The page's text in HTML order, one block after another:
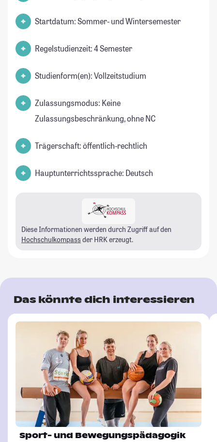
Startdatum: Sommer- und Wintersemester
Regelstudienzeit: 4 Semester
Studienform(en): Vollzeitstudium
Zulassungsmodus: Keine
Zulassungsbeschränkung, ohne NC
Trägerschaft: öffentlich-rechtlich
Hauptunterrichtssprache: Deutsch
Diese Informationen werden durch Zugriff auf den
Hochschulkompass der HRK erzeugt.
Das könnte dich interessieren
Sport- und Bewegungspädagogik